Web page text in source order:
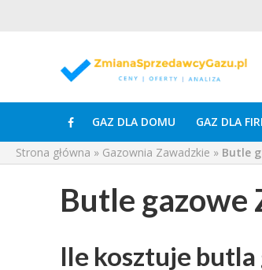
GAZ DLA DOMU GAZ DLA
Strona główna » Gazownia Zawadzkie » Butle
Butle gazowe
Ile kosztuje